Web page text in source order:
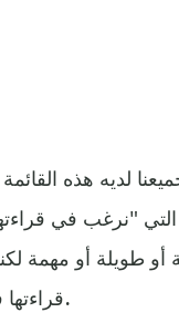
لديه هذه
التي "نرغب في
قراءتها في يوم واحد، كما أن لها قيمة أدبية عظيمة ولن تملوا منها.